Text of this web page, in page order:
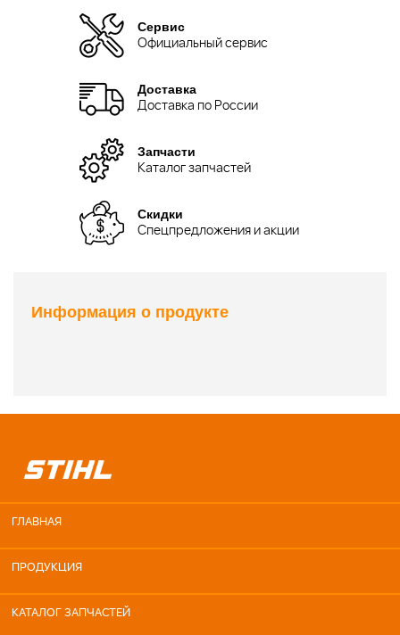
Сервис
Официальный сервис
Доставка
Доставка по России
Запчасти
Каталог запчастей
Скидки
Спецпредложения и акции
Информация о продукте
ГЛАВНАЯ
ПРОДУКЦИЯ
КАТАЛОГ ЗАПЧАСТЕЙ